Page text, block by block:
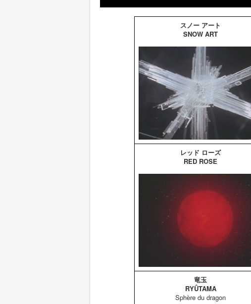
スノー アート
SNOW ART
レッド ローズ
RED ROSE
竜玉
RYÛTAMA
Sphère du dragon